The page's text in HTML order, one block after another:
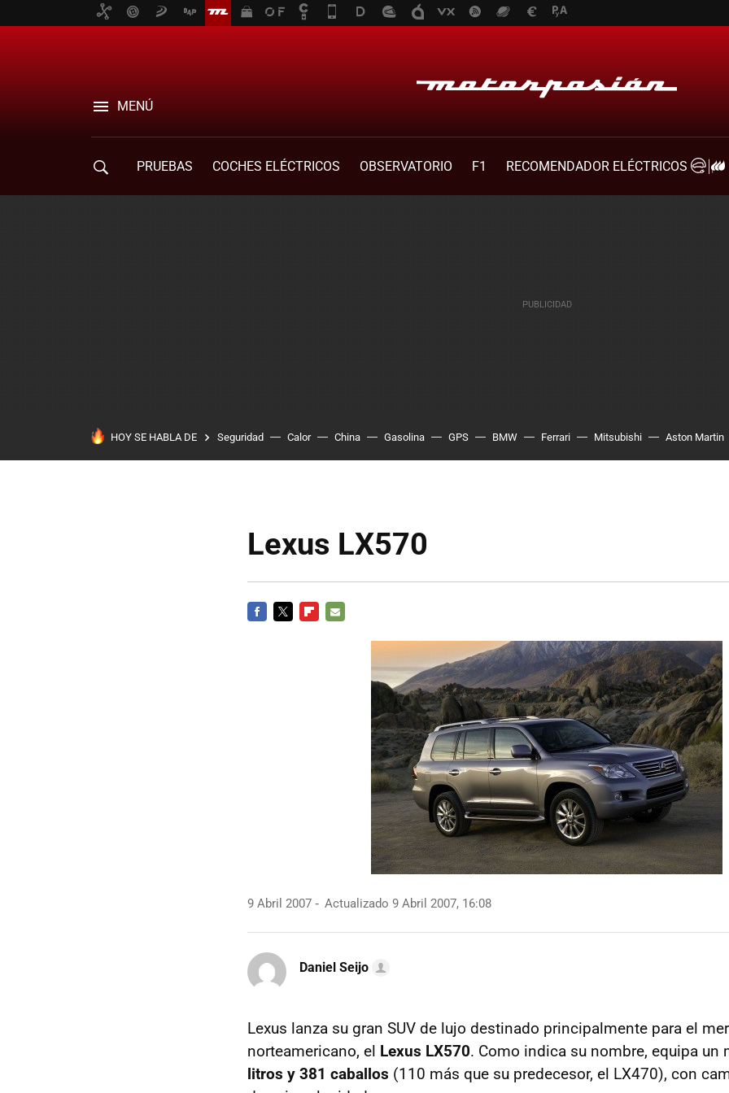
MENÚ
PRUEBAS COCHES ELÉCTRICOS OBSERVATORIO F1
RECOMENDADOR ELÉCTRICOS
HOY SE HABLA DE Seguridad Calor China Gasolina GPS BMW Ferrari Mitsubishi Aston Martin
Lexus LX570
9 Abril 2007 Actualizado 9 Abril 2007, 16:08
Daniel Seijo
Lexus lanza su gran SUV de lujo destinado principalmente para el
norteamericano, el Lexus LX570. Como indica su nombre, equipa un
litros y 381 caballos (110 más que su predecesor, el LX470), con